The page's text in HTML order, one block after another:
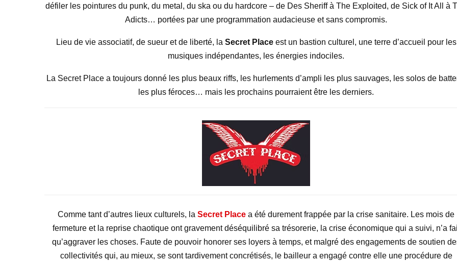
défiler les pointures du punk, du metal, du ska ou du hardcore – de Des Sheriff à The Exploited, de Sick of It All à
Adicts… portées par une programmation audacieuse et sans compromis.
Lieu de vie associatif, de sueur et de liberté, la Secret Placeest un bastion culturel, une terre d’accueil pour les
musiques indépendantes, les énergies indociles.
La Secret Place a toujours donné les plus beaux riffs, les hurlements d’ampli les plus sauvages, les solos de
les plus féroces… mais les prochains pourraient être les derniers.
Comme tant d’autres lieux culturels, la Secret Place a été durement frappée par la crise sanitaire. Les mois de
fermeture et la reprise chaotique ont gravement déséquilibré sa trésorerie, la crise économique qui a suivi, n’a
qu’aggraver les choses. Faute de pouvoir honorer ses loyers à temps, et malgré des engagements de soutien
collectivités qui, au mieux, se sont tardivement concrétisés, le bailleur a engagé contre elle une procédure de